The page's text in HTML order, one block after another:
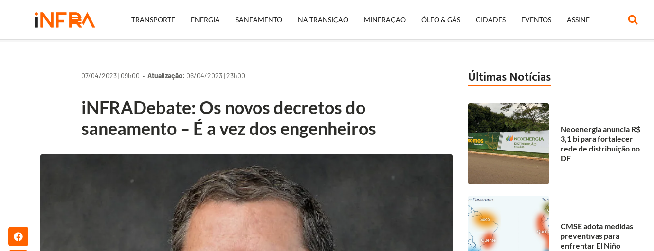
TRANSPORTE ENERGIA SANEAMENTO NA TRANSIÇÃO MINERAÇÃO ÓLEO & GÁS CIDADES EVENTOS ASSINE
07/04/2023 | 09h00 •Atualização: 06/04/2023 | 23h00
iNFRADebate: Os novos decretos do
saneamento – É a vez dos engenheiros
Últimas Notícias
Neoenergia anuncia R$
3,1 bi para fortalecer
rede de distribuição no
DF
CMSE adota medidas
preventivas para
enfrentar El Niño